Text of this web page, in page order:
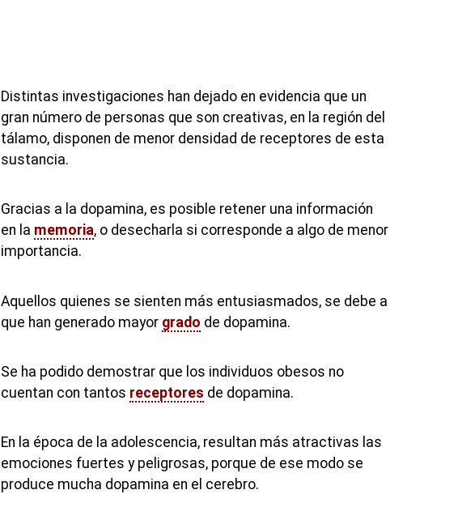
Distintas investigaciones han dejado en evidencia que un
gran número de personas que son creativas, en la región del
tálamo, disponen de menor densidad de receptores de esta
sustancia.
Gracias a la dopamina, es posible retener una información
en la memoria, o desecharla si corresponde a algo de menor
importancia.
Aquellos quienes se sienten más entusiasmados, se debe a
que han generado mayor grado de dopamina.
Se ha podido demostrar que los individuos obesos no
cuentan con tantos receptores de dopamina.
En la época de la adolescencia, resultan más atractivas las
emociones fuertes y peligrosas, porque de ese modo se
produce mucha dopamina en el cerebro.